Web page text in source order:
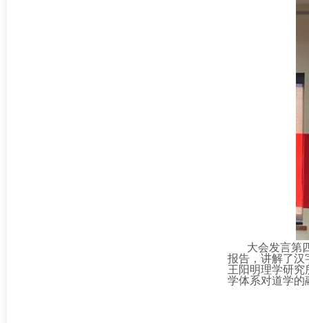
大会发言第
报告，讲解了汉
王阳明理学研究
学体系对道学的